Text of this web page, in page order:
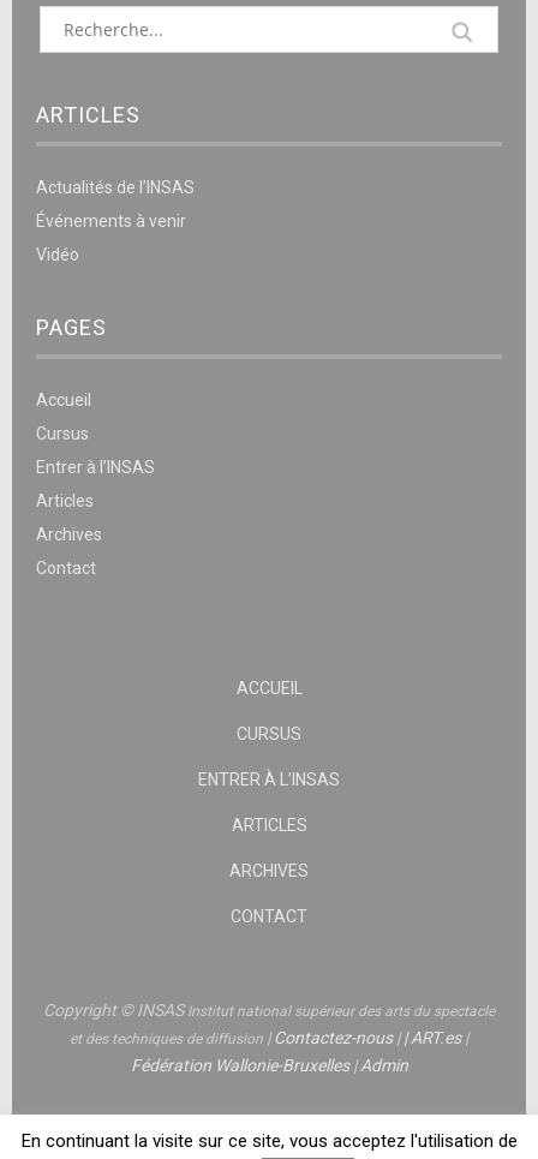
ARTICLES
Actualités de l’INSAS
Événements à venir
Vidéo
PAGES
Accueil
Cursus
Entrer à l’INSAS
Articles
Archives
Contact
ACCUEIL
CURSUS
ENTRER À L’INSAS
ARTICLES
ARCHIVES
CONTACT
Copyright © INSASInstitut national supérieur des arts du spectacle
et des techniques de diffusion |Contactez-nous||ART.es|
Fédération Wallonie-Bruxelles|Admin
En continuant la visite sur ce site, vous acceptez l'utilisation de